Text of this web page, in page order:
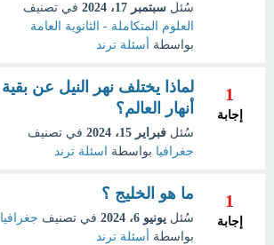
سُئل سبتمبر 17، 2024
في تصنيف
العلوم المتكاملة - الثانوية العامة
بواسطة
أسئلة ترند
1
إجابة
لماذا يختلف نهر النيل عن بقية
أنهار العالم؟
سُئل فبراير 15، 2024
في تصنيف
جغرافيا بواسطة اسئلة ترند
1
إجابة
ما هو الخليج ؟
سُئل يونيو 6، 2024 في تصنيف جغرافيا
بواسطة
أسئلة ترند